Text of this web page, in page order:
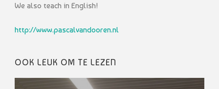
We also teach in English!
http://www.pascalvandooren.nl
OOK LEUK OM TE LEZEN